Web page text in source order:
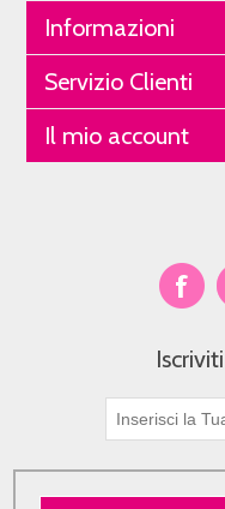
Informazioni
Servizio Clienti
Il mio account